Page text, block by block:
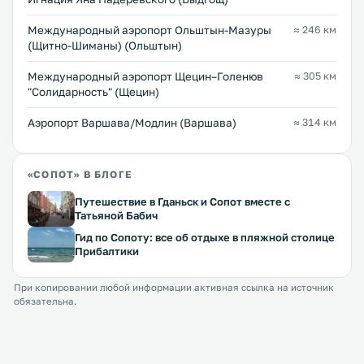
Международный аэропорт Ольштын-Мазуры
(Щитно-Шиманы) (Ольштын)
≈ 246 км
Международный аэропорт Щецин–Голенюв
"Солидарность" (Щецин)
≈ 305 км
Аэропорт Варшава/Модлин (Варшава) ≈ 314 км
«СОПОТ» В БЛОГЕ
Путешествие в Гданьск и Сопот вместе с
Татьяной Бабич
Гид по Сопоту: все об отдыхе в пляжной столице
Прибалтики
При копировании любой информации активная ссылка на источник
обязательна.